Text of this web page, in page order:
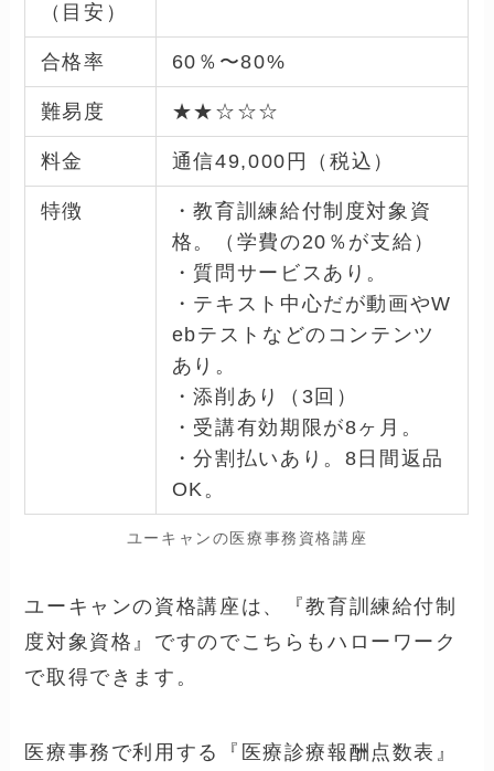
（目安）
合格率 60％〜80%
難易度 ★★☆☆☆
料金 通信49,000円（税込）
特徴
・教育訓練給付制度対象資
格。（学費の20％が支給）
・質問サービスあり。
・テキスト中心だが動画やW
ebテストなどのコンテンツ
あり。
・添削あり（3回）
・受講有効期限が8ヶ月。
・分割払いあり。8日間返品
OK。
ユーキャンの医療事務資格講座
ユーキャンの資格講座は、『教育訓練給付制
度対象資格』ですのでこちらもハローワーク
で取得できます。
医療事務で利用する『医療診療報酬点数表』